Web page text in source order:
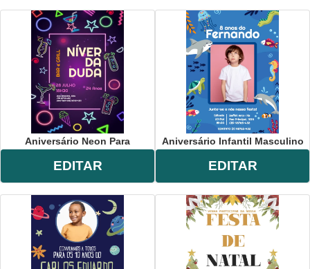
Aniversário Neon Para
EDITAR
Aniversário Infantil Masculino
EDITAR